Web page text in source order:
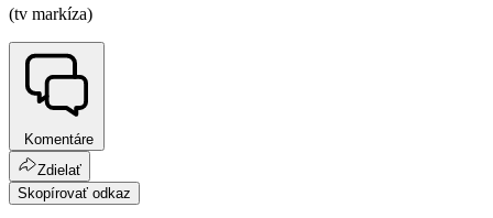
(tv markíza)
Komentáre
Zdielať
Skopírovať odkaz